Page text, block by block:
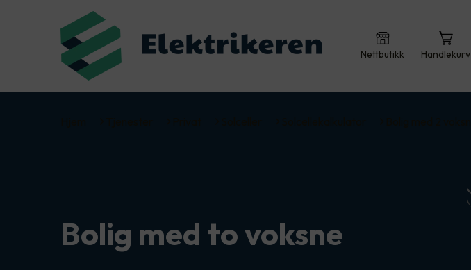
Nettbutikk Handlekurv
Bolig med to voksne